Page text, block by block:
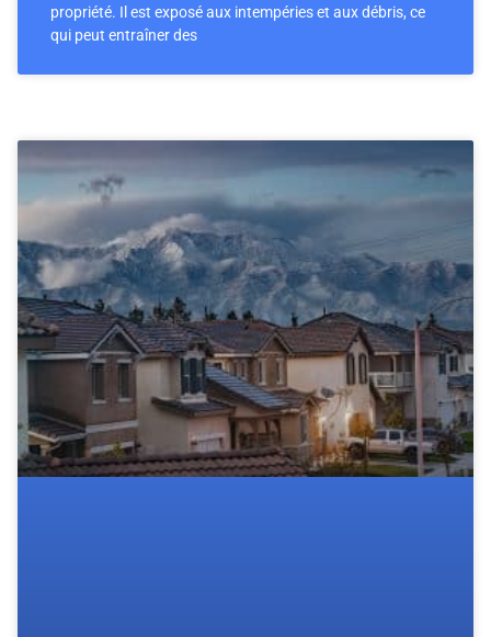
propriété. Il est exposé aux intempéries et aux débris, ce
qui peut entraîner des